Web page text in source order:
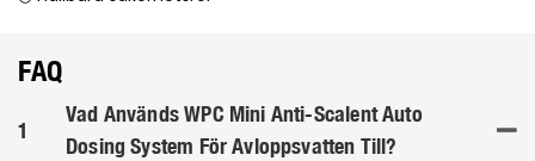
FAQ
1
Vad Används WPC Mini Anti-Scalent Auto
Dosing System För Avloppsvatten Till?